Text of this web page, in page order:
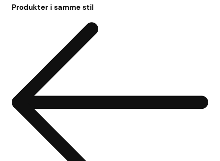
Produkter i samme stil